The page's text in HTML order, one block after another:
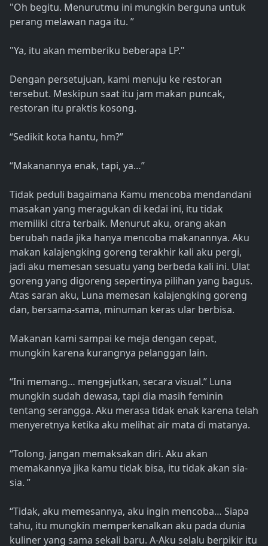
"Oh begitu. Menurutmu ini mungkin berguna untuk
perang melawan naga itu. ”
"Ya, itu akan memberiku beberapa LP."
Dengan persetujuan, kami menuju ke restoran
tersebut. Meskipun saat itu jam makan puncak,
restoran itu praktis kosong.
“Sedikit kota hantu, hm?”
“Makanannya enak, tapi, ya…”
Tidak peduli bagaimana Kamu mencoba mendandani
masakan yang meragukan di kedai ini, itu tidak
memiliki citra terbaik. Menurut aku, orang akan
berubah nada jika hanya mencoba makanannya. Aku
makan kalajengking goreng terakhir kali aku pergi,
jadi aku memesan sesuatu yang berbeda kali ini. Ulat
goreng yang digoreng sepertinya pilihan yang bagus.
Atas saran aku, Luna memesan kalajengking goreng
dan, bersama-sama, minuman keras ular berbisa.
Makanan kami sampai ke meja dengan cepat,
mungkin karena kurangnya pelanggan lain.
“Ini memang… mengejutkan, secara visual.” Luna
mungkin sudah dewasa, tapi dia masih feminin
tentang serangga. Aku merasa tidak enak karena telah
menyeretnya ketika aku melihat air mata di matanya.
“Tolong, jangan memaksakan diri. Aku akan
memakannya jika kamu tidak bisa, itu tidak akan sia-
sia. ”
“Tidak, aku memesannya, aku ingin mencoba… Siapa
tahu, itu mungkin memperkenalkan aku pada dunia
kuliner yang sama sekali baru. A-Aku selalu berpikir itu